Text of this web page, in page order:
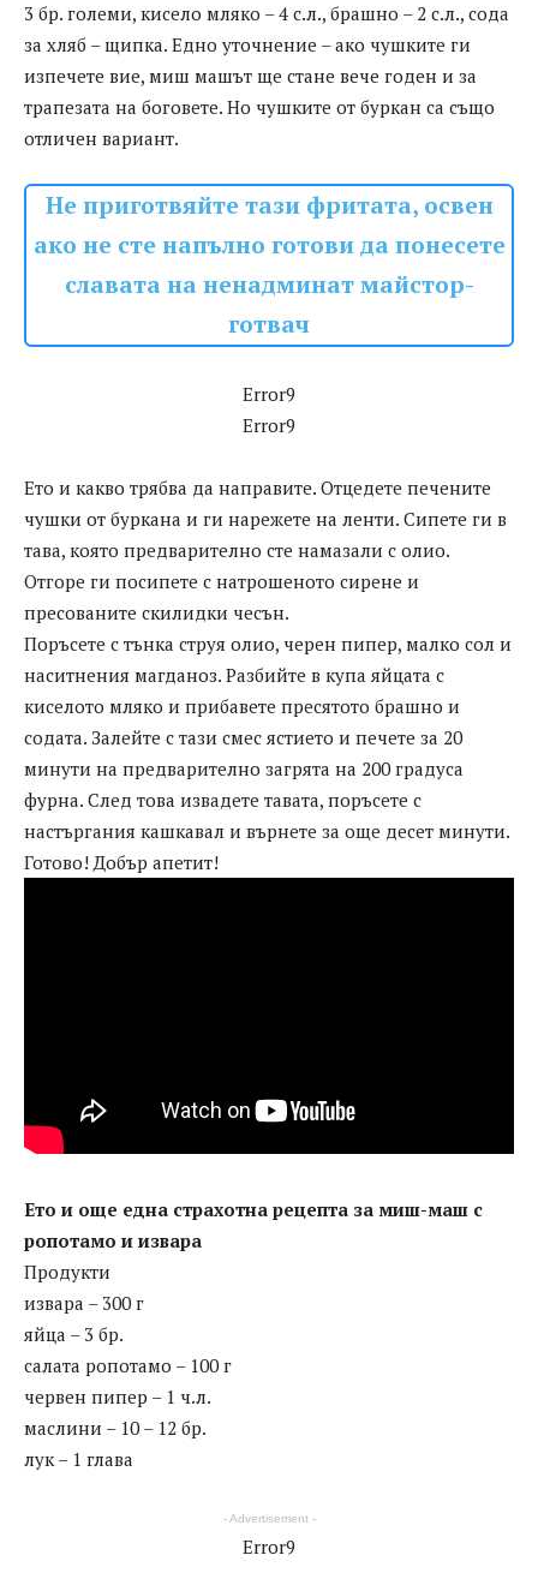
3 бр. големи, кисело мляко – 4 с.л., брашно – 2 с.л., сода
за хляб – щипка. Едно уточнение – ако чушките ги
изпечете вие, миш машът ще стане вече годен и за
трапезата на боговете. Но чушките от буркан са също
отличен вариант.
Не приготвяйте тази фритата, освен
ако не сте напълно готови да понесете
славата на ненадминат майстор-
готвач
Error9
Error9
Ето и какво трябва да направите. Отцедете печените
чушки от буркана и ги нарежете на ленти. Сипете ги в
тава, която предварително сте намазали с олио.
Отгоре ги посипете с натрошеното сирене и
пресованите скилидки чесън.
Поръсете с тънка струя олио, черен пипер, малко сол и
наситнения магданоз. Разбийте в купа яйцата с
киселото мляко и прибавете пресятото брашно и
содата. Залейте с тази смес ястието и печете за 20
минути на предварително загрята на 200 градуса
фурна. След това извадете тавата, поръсете с
настъргания кашкавал и върнете за още десет минути.
Готово! Добър апетит!
Ето и още една страхотна рецепта за миш-маш с
ропотамо и извара
Продукти
извара – 300 г
яйца – 3 бр.
салата ропотамо – 100 г
червен пипер – 1 ч.л.
маслини – 10 – 12 бр.
лук – 1 глава
- Advertisement -
Error9